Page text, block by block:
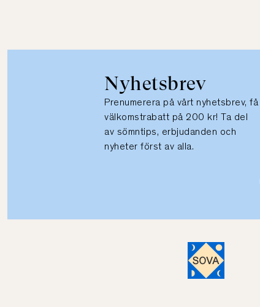
Nyhetsbrev
Prenumerera på vårt nyhetsbrev, få
välkomstrabatt på 200 kr! Ta del
av sömntips, erbjudanden och
nyheter först av alla.